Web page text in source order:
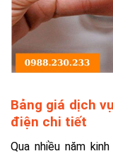
Bảng giá dịch
điện chi tiết
Qua nhiều năm